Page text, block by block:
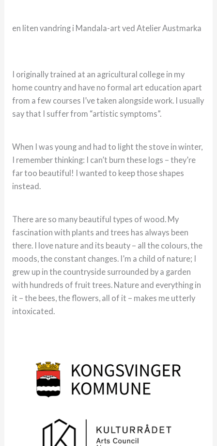
en liten vandring i Mandala-art ved Atelier Austmarka
I originally trained at an agricultural college in my
home country and have no formal art education apart
from a few courses I’ve taken alongside work. I usually
say that I suffer from “artistic symptoms”.
When I was young and had to light the stove in winter,
I remember thinking: I can’t burn these logs – they’re
far too beautiful! I wanted to keep those shapes
instead.
There are so many beautiful types of wood. My
fascination with plants and trees has always been
there. I love nature and its beauty – all the colours, the
moods, the constant changes. I’m a child of nature; I
grew up in the countryside surrounded by a garden
with hundreds of fruit trees. Nature and everything in
it – the bees, the flowers, all of it – makes me utterly
intoxicated.